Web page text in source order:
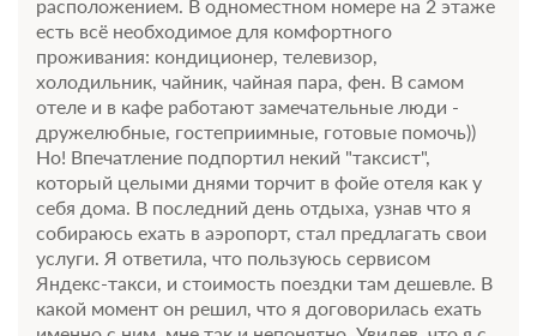
4 фото
Сьюит (Люкс) Подробнее
25м2
Телевизор
Ванная комната в номере
Общая ванная комната
Сплит-система
Завтрак
Требуется предоплата
расположением. В одноместном номере на 2 этаже
есть всё необходимое для комфортного
проживания: кондиционер, телевизор,
холодильник, чайник, чайная пара, фен. В самом
отеле и в кафе работают замечательные люди -
дружелюбные, гостеприимные, готовые помочь))
Но! Впечатление подпортил некий "таксист",
который целыми днями торчит в фойе отеля как у
себя дома. В последний день отдыха, узнав что я
собираюсь ехать в аэропорт, стал предлагать свои
услуги. Я ответила, что пользуюсь сервисом
Яндекс-такси, и стоимость поездки там дешевле. В
какой момент он решил, что я договорилась ехать